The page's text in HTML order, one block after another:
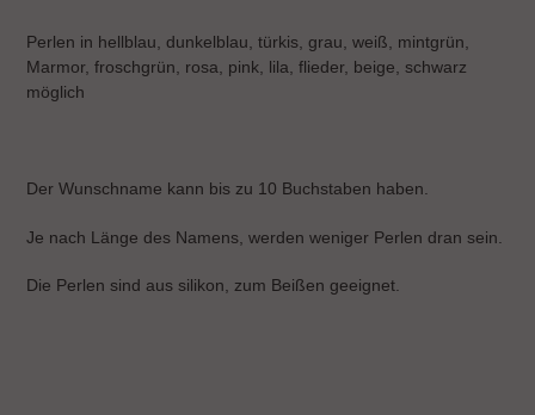
Perlen in hellblau, dunkelblau, türkis, grau, weiß, mintgrün,
Marmor, froschgrün, rosa, pink, lila, flieder, beige, schwarz
möglich
Der Wunschname kann bis zu 10 Buchstaben haben.
Je nach Länge des Namens, werden weniger Perlen dran sein.
Die Perlen sind aus silikon, zum Beißen geeignet.